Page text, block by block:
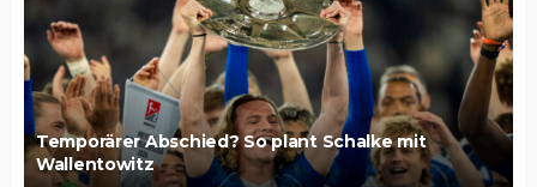
Temporärer Abschied? So plant Schalke mit
Wallentowitz